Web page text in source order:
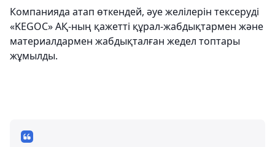
Компанияда атап өткендей, әуе желілерін тексеруді
«KEGOC» АҚ-ның қажетті құрал-жабдықтармен және
материалдармен жабдықталған жедел топтары
жұмылды.